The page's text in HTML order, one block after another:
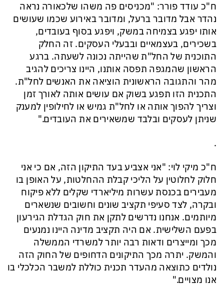
ח"כ עודד פורר: "מכניסים פה משהו שלכאורה נראה
נהדר אבל מדובר ברעל, ומדובר באירוע שכמו שעושים
אותו יפגע בצמיחה במשק, ויפגע בסוף בעובדים,
בשכירים, בעצמאיים ובבעלי העסקים. זה החלק
התוכנית של החל"ת שהייתה נכונה לשעתה. ברגע
הראשון שהמגפה תפסה אותנו, היינו צריכים להגיב
מהר והתגובה הראשונית הוציאה את האנשים לחל"ת.
התכנית הזו תפגע בשוק אם עושים אותה לאורך זמן
וצריך להפוך אותה או לחל"ת גמיש או לחילופין למענק
שניתן לעסקים ובלבד שמשאירים את העובדים."
.
ח"כ מיקי לוי: "אני אצביע בעד התיקון הזה, אם כי אני
חלוק לחלוטין על הליכי קבלת ההחלטות, על האופן בו
מעבירים בכנסת עשרות מיליארדי שקלים ללא פיקוח
ובקרה, לצד סעיפי תקציב שונים וחשובים שנשארים
מיותמים. אנחנו נדרשים לתקן את חוק הגדלת הגירעון
בפעם השלישית. אם היה תקציב מדינה היינו נמנעים
מכך ומייצרים ודאות רבה יותר למשרדי הממשלה
והמשק. יתרה מכך התיקונים הדחופים של החוק הזה
נולדים כתוצאה מהעדר תכנית כוללת למשבר הכלכלי בו
אנו מצויים."